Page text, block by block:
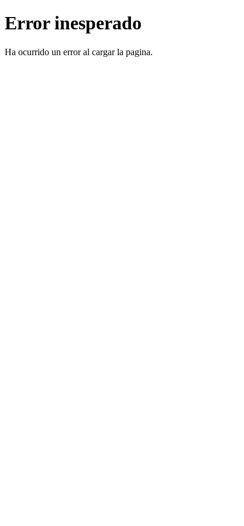
Error inesperado
Ha ocurrido un error al cargar la pagina.